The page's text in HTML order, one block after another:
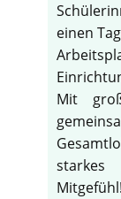
einen
Mit
starkes